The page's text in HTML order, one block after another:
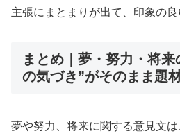
主張にまとまりが出て、印象の良
まとめ｜夢・努力・将
の気づき”がそのまま題
夢や努力、将来に関する意見文